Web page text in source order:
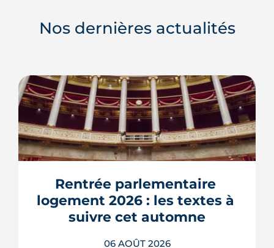
Nos dernières actualités
Rentrée parlementaire
logement 2026 : les textes à
suivre cet automne
06 AOÛT 2026